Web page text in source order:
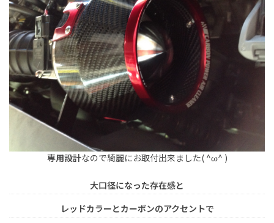
専用設計なので綺麗にお取付出来ました( ^ω^ )
大口径になった存在感と
レッドカラーとカーボンのアクセントで